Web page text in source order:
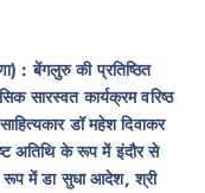
: बेंगलुरु की प्रतिष्ठित
सारस्वत कार्यक्रम वरिष्ठ
डॉ महेश दिवाकर
अतिथि के रूप में इंदौर से
रूप में डा सुधा आदेश, श्री